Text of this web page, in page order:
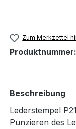
Zum Merkzettel
Produktnummer:
Beschreibung
Lederstempel
Punzieren des